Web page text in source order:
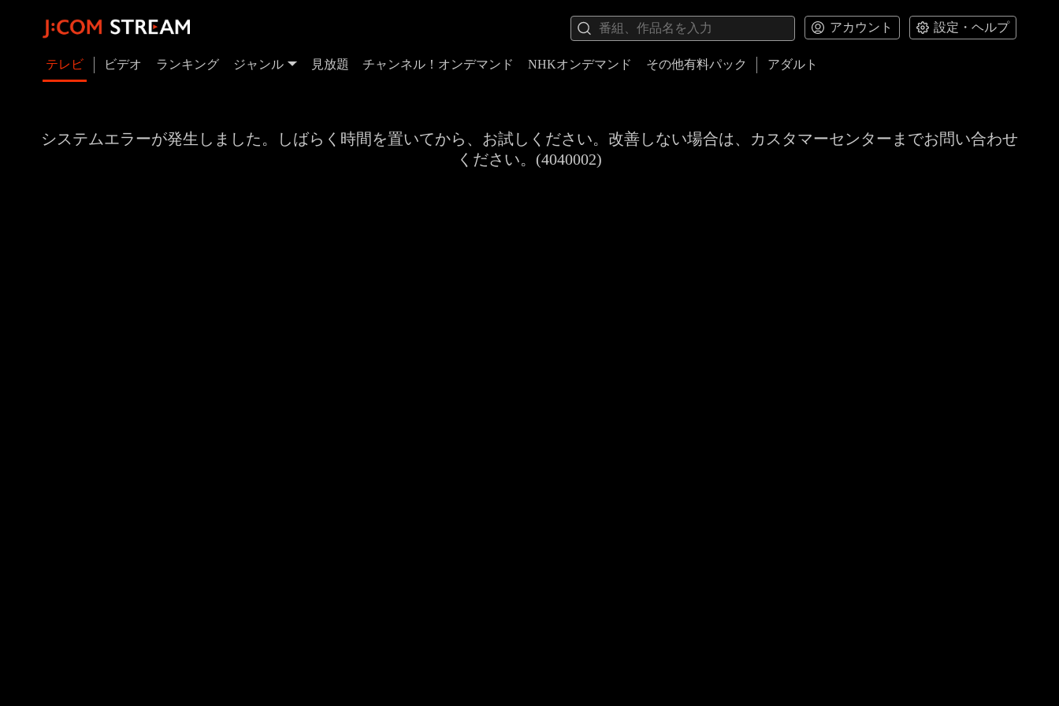
アカウント 設定・ヘルプ
テレビ ビデオ ランキング ジャンル 見放題 チャンネル！オンデマンド NHKオンデマンド その他有料パック アダルト
システムエラーが発生しました。しばらく時間を置いてから、お試しください。改善しない場合は、カスタマーセンターまでお問い合わせ
ください。(4040002)